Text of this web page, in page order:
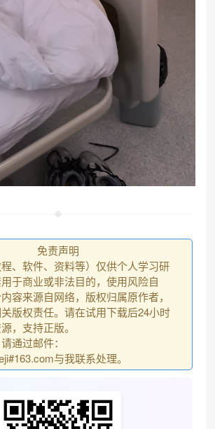
免责声明
、软件、资料等）仅供个人学习研
于商业或非法目的，使用风险自
容来源自网络，版权归属原作者，
版权责任。请在试用下载后24小时
，支持正版。
通过邮件：
与我联系处理。